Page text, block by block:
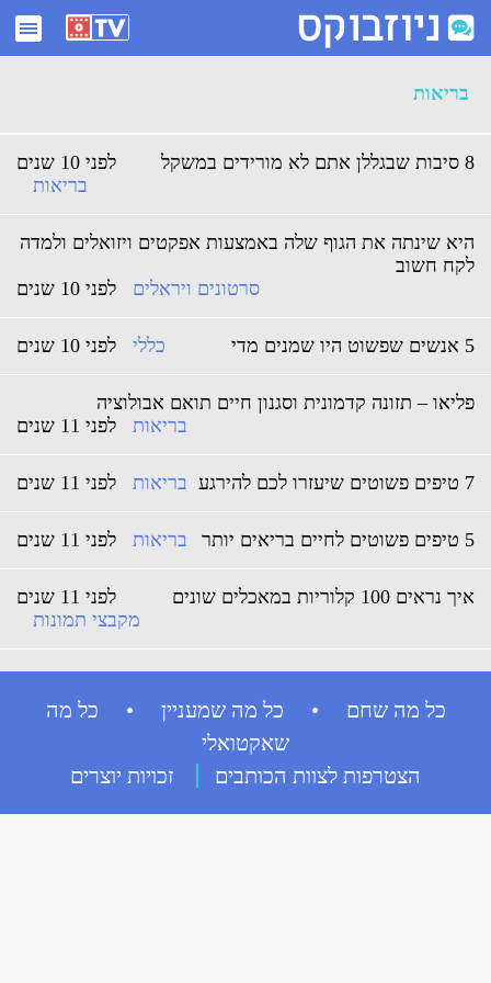
ארכיון בריאות - ניוזבוקס
בריאות
8 סיבות שבגללן אתם לא מורידים במשקל
לפני 10 שנים
בריאות
היא שינתה את הגוף שלה באמצעות אפקטים ויזואלים ולמדה
לקח חשוב
לפני 10 שנים
סרטונים ויראלים
5 אנשים שפשוט היו שמנים מדי לפני 10 שנים כללי
פליאו – תזונה קדמונית וסגנון חיים תואם אבולוציה
לפני 11 שנים
בריאות
7 טיפים פשוטים שיעזרו לכם להירגע לפני 11 שנים בריאות
5 טיפים פשוטים לחיים בריאים יותר לפני 11 שנים בריאות
איך נראים 100 קלוריות במאכלים שונים
לפני 11 שנים
מקבצי תמונות
כל מה שחם • כל מה שמעניין • כל מה
שאקטואלי
הצטרפות לצוות הכותבים
זכויות יוצרים